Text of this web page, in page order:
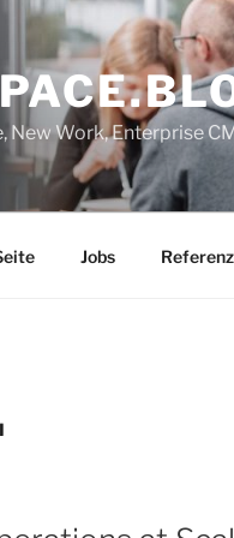
New Work, Enterprise
Jobs